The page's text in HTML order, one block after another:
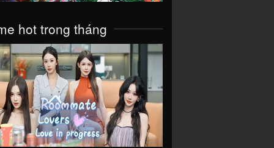
hot trong tháng
VIEW